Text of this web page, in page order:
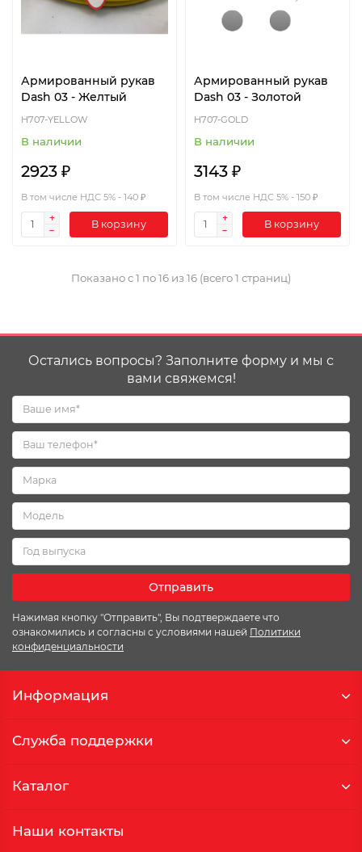
Армированный рукав
Dash 03 - Желтый
H707-YELLOW
В наличии
2923 ₽
В том числе НДС 5% - 140 ₽
В корзину
Армированный рукав
Dash 03 - Золотой
H707-GOLD
В наличии
3143 ₽
В том числе НДС 5% - 150 ₽
В корзину
Показано с 1 по 16 из 16 (всего 1 страниц)
Остались вопросы? Заполните форму и мы с
вами свяжемся!
Отправить
Нажимая кнопку "Отправить", Вы подтверждаете что
ознакомились и согласны с условиями нашей Политики
конфиденциальности
Информация
Служба поддержки
Каталог
Наши контакты